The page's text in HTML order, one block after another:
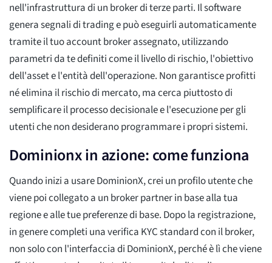
nell'infrastruttura di un broker di terze parti. Il software
genera segnali di trading e può eseguirli automaticamente
tramite il tuo account broker assegnato, utilizzando
parametri da te definiti come il livello di rischio, l'obiettivo
dell'asset e l'entità dell'operazione. Non garantisce profitti
né elimina il rischio di mercato, ma cerca piuttosto di
semplificare il processo decisionale e l'esecuzione per gli
utenti che non desiderano programmare i propri sistemi.
Dominionx in azione: come funziona
Quando inizi a usare DominionX, crei un profilo utente che
viene poi collegato a un broker partner in base alla tua
regione e alle tue preferenze di base. Dopo la registrazione,
in genere completi una verifica KYC standard con il broker,
non solo con l'interfaccia di DominionX, perché è lì che viene